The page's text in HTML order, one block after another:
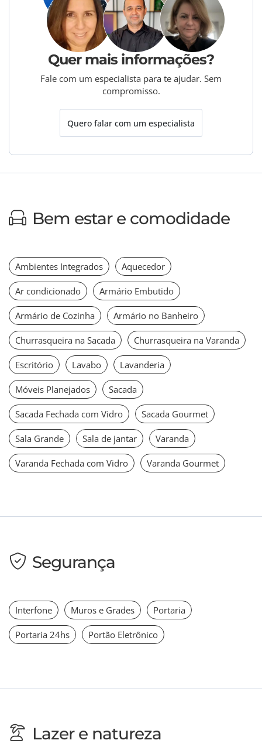
Quer mais informações?
Fale com um especialista para te ajudar. Sem
compromisso.
Quero falar com um especialista
Bem estar e comodidade
Ambientes Integrados Aquecedor
Ar condicionado Armário Embutido
Armário de Cozinha Armário no Banheiro
Churrasqueira na Sacada Churrasqueira na Varanda
Escritório Lavabo Lavanderia
Móveis Planejados Sacada
Sacada Fechada com Vidro Sacada Gourmet
Sala Grande Sala de jantar Varanda
Varanda Fechada com Vidro Varanda Gourmet
Segurança
Interfone Muros e Grades Portaria
Portaria 24hs Portão Eletrônico
Lazer e natureza